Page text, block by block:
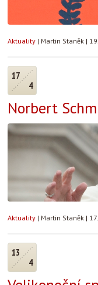
Aktuality | Martin Staněk |
17
4
Norbert
Aktuality | Martin Staněk |
13
4